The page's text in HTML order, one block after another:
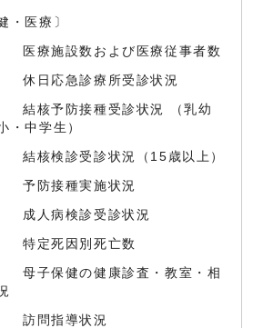
・医療〕
療施設数および医療従事者数
日応急診療所受診状況
核予防接種受診状況 （乳幼
・中学生）
核検診受診状況（15歳以上）
防接種実施状況
人病検診受診状況
定死因別死亡数
子保健の健康診査・教室・相
問指導状況